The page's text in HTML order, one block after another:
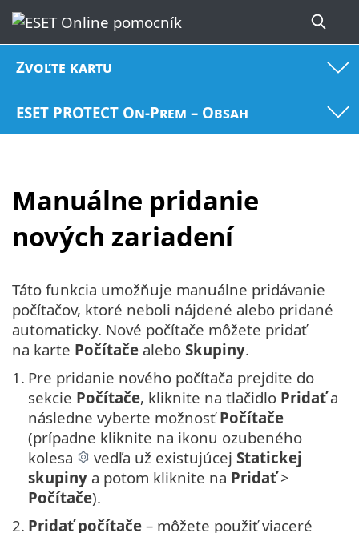
Zvoľte kartu
ESET PROTECT On-Prem – Obsah
Manuálne pridanie
nových zariadení
Táto funkcia umožňuje manuálne pridávanie
počítačov, ktoré neboli nájdené alebo pridané
automaticky. Nové počítače môžete pridať
na karte Počítače alebo Skupiny.
1. Pre pridanie nového počítača prejdite do
sekcie Počítače, kliknite na tlačidlo Pridaťa
následne vyberte možnosťPočítače
(prípadne kliknite na ikonu ozubeného
kolesa
vedľa už existujúcej Statickej
skupiny a potom kliknite na Pridať>
Počítače).
2. Pridať počítače – môžete použiť viaceré